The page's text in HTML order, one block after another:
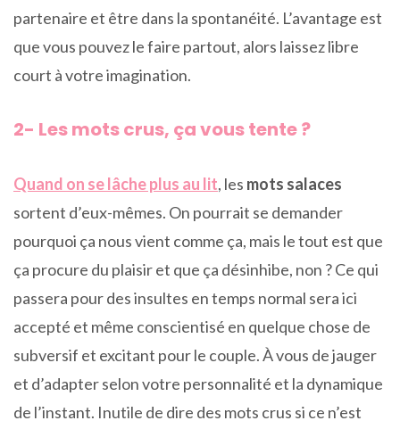
partenaire et être dans la spontanéité. L’avantage est
que vous pouvez le faire partout, alors laissez libre
court à votre imagination.
2- Les mots crus, ça vous tente ?
Quand on se lâche plus au lit, les mots salaces
sortent d’eux-mêmes. On pourrait se demander
pourquoi ça nous vient comme ça, mais le tout est que
ça procure du plaisir et que ça désinhibe, non ? Ce qui
passera pour des insultes en temps normal sera ici
accepté et même conscientisé en quelque chose de
subversif et excitant pour le couple. À vous de jauger
et d’adapter selon votre personnalité et la dynamique
de l’instant. Inutile de dire des mots crus si ce n’est